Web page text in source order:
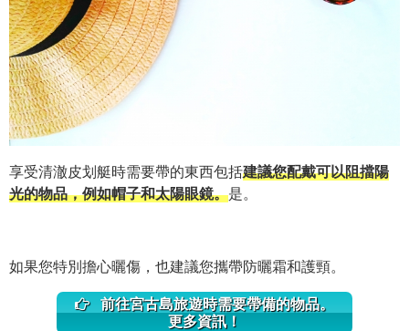
享受清澈皮划艇時需要帶的東西包括建議您配戴可以阻擋陽
光的物品，例如帽子和太陽眼鏡。是。
如果您特別擔心曬傷，也建議您攜帶防曬霜和護頸。
前往宮古島旅遊時需要帶備的物品。
更多資訊！